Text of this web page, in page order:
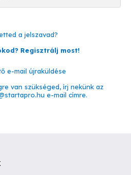
a jelszavad?
Regisztrálj most!
e-mail újraküldése
van szükséged, írj nekünk az
e-mail címre.